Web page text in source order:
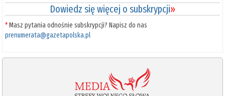
Dowiedz się więcej o subskrypcji»
*Masz pytania odnośnie subskrypcji? Napisz do nas
prenumerata@gazetapolska.pl